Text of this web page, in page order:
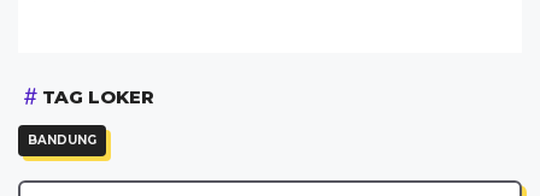
TAG LOKER
BANDUNG